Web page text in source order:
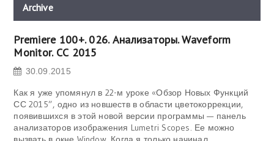
Archive
Premiere 100+. 026. Анализаторы. Waveform
Monitor. СС 2015
30.09.2015
Как я уже упомянул в 22-м уроке «Обзор Новых Функций
СС 2015”, одно из новшеств в области цветокоррекции,
появившихся в этой новой версии программы — панель
анализаторов изображения Lumetri Scopes. Ее можно